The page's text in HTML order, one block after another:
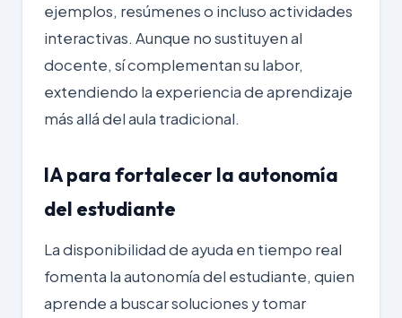
ejemplos, resúmenes o incluso actividades
interactivas. Aunque no sustituyen al
docente, sí complementan su labor,
extendiendo la experiencia de aprendizaje
más allá del aula tradicional.
IA para fortalecer la autonomía
del estudiante
La disponibilidad de ayuda en tiempo real
fomenta la autonomía del estudiante, quien
aprende a buscar soluciones y tomar